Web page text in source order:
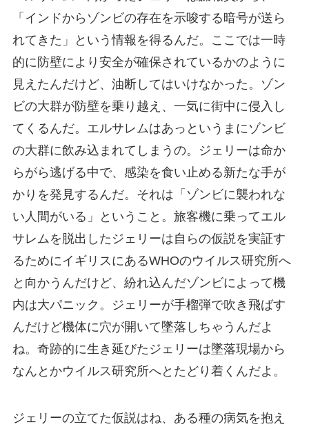
「インドからゾンビの存在を示唆する暗号が送ら
れてきた」という情報を得るんだ。ここでは一時
的に防壁により安全が確保されているかのように
見えたんだけど、油断してはいけなかった。ゾン
ビの大群が防壁を乗り越え、一気に街中に侵入し
てくるんだ。エルサレムはあっというまにゾンビ
の大群に飲み込まれてしまうの。ジェリーは命か
らがら逃げる中で、感染を食い止める新たな手が
かりを発見するんだ。それは「ゾンビに襲われな
い人間がいる」ということ。旅客機に乗ってエル
サレムを脱出したジェリーは自らの仮説を実証す
るためにイギリスにあるWHOのウイルス研究所へ
と向かうんだけど、紛れ込んだゾンビによって機
内は大パニック。ジェリーが手榴弾で吹き飛ばす
んだけど機体に穴が開いて墜落しちゃうんだよ
ね。奇跡的に生き延びたジェリーは墜落現場から
なんとかウイルス研究所へとたどり着くんだよ。
ジェリーの立てた仮説はね、ある種の病気を抱え